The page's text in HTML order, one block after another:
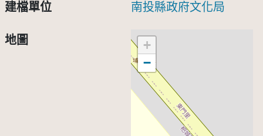
建檔單位 南投縣政府文化局
地圖
+
−